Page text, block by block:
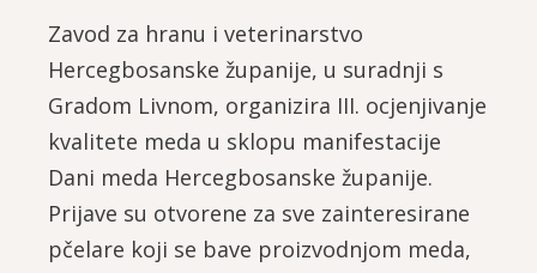
Zavod za hranu i veterinarstvo
Hercegbosanske županije, u suradnji s
Gradom Livnom, organizira III. ocjenjivanje
kvalitete meda u sklopu manifestacije
Dani meda Hercegbosanske županije.
Prijave su otvorene za sve zainteresirane
pčelare koji se bave proizvodnjom meda,